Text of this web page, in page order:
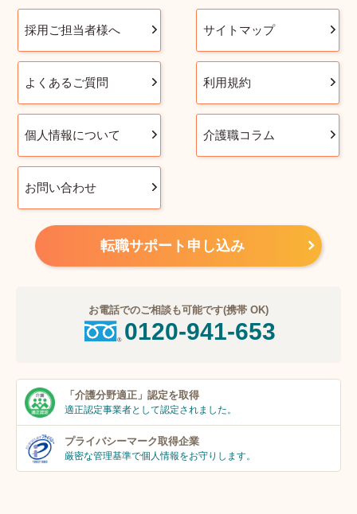
採用ご担当者様へ サイトマップ
よくあるご質問 利用規約
個人情報について 介護職コラム
お問い合わせ
転職サポート申し込み
お電話でのご相談も可能です(携帯 OK)
0120-941-653
「介護分野適正」 認定を取得
適正認定事業者として認定されました。
プライバシーマーク取得企業
厳密な管理基準で個人情報をお守りします。